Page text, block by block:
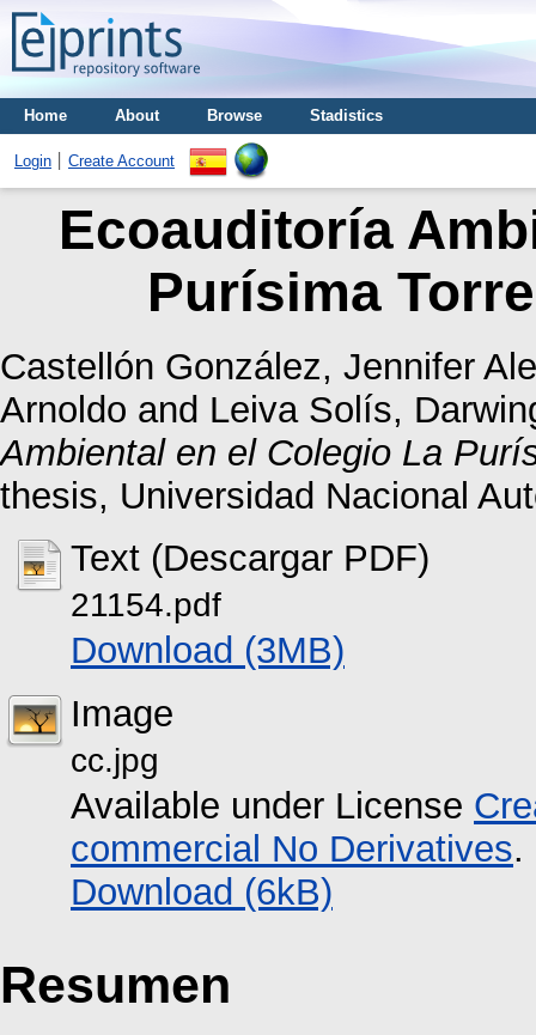
Home About Browse Stadistics
Login Create Account
Ecoauditoría
Purísima
Castellón González, Jennifer
Arnoldo and Leiva Solís,
Ambiental en el Colegio La
thesis, Universidad Nacional
Text (Descargar PDF)
21154.pdf
Download (3MB)
Image
cc.jpg
Available under License
commercial No Derivatives.
Download (6kB)
Resumen